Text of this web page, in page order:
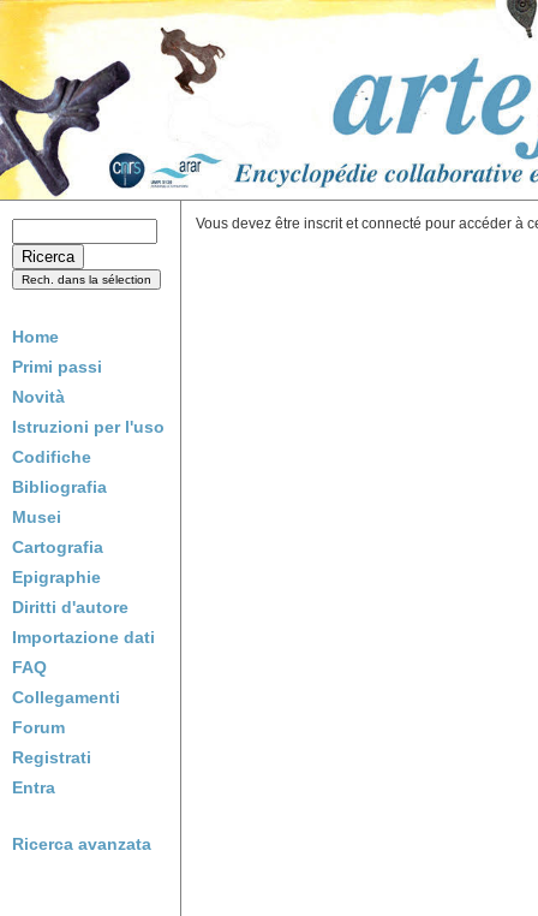
Home
Primi passi
Novità
Istruzioni per l'uso
Codifiche
Bibliografia
Musei
Cartografia
Epigraphie
Diritti d'autore
Importazione dati
FAQ
Collegamenti
Forum
Registrati
Entra
Ricerca avanzata
Vous devez être inscrit et connecté pour accéder à